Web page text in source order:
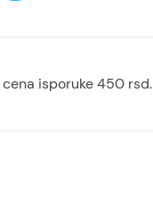
isporuke 450 rsd.